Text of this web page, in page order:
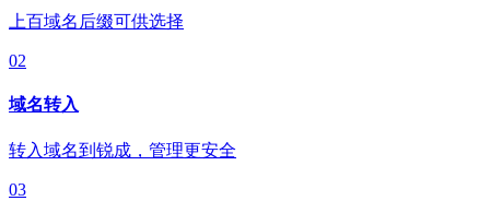
上百域名后缀可供选择
02
域名转入
转入域名到锐成，管理更安全
03